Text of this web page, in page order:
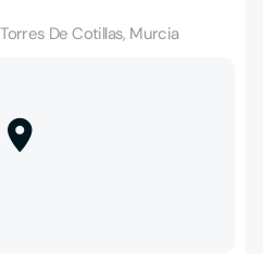
De Cotillas, Murcia